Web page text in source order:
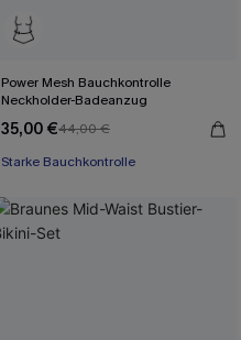
Power Mesh Bauchkontrolle
Neckholder-Badeanzug
35,00 €44,00 €
Starke Bauchkontrolle